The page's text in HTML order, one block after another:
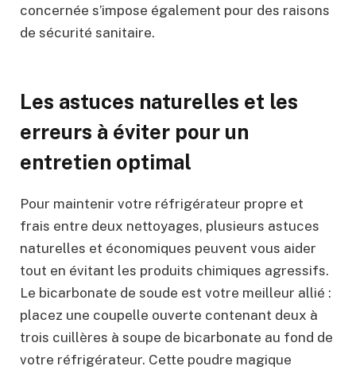
concernée s’impose également pour des raisons
de sécurité sanitaire.
Les astuces naturelles et les
erreurs à éviter pour un
entretien optimal
Pour maintenir votre réfrigérateur propre et
frais entre deux nettoyages, plusieurs astuces
naturelles et économiques peuvent vous aider
tout en évitant les produits chimiques agressifs.
Le bicarbonate de soude est votre meilleur allié :
placez une coupelle ouverte contenant deux à
trois cuillères à soupe de bicarbonate au fond de
votre réfrigérateur. Cette poudre magique